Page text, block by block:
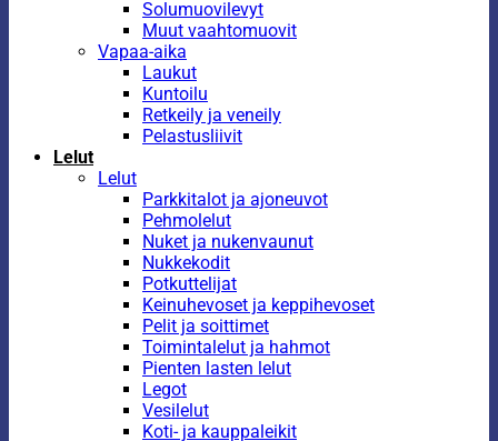
Solumuovilevyt
Muut vaahtomuovit
Vapaa-aika
Laukut
Kuntoilu
Retkeily ja veneily
Pelastusliivit
Lelut
Lelut
Parkkitalot ja ajoneuvot
Pehmolelut
Nuket ja nukenvaunut
Nukkekodit
Potkuttelijat
Keinuhevoset ja keppihevoset
Pelit ja soittimet
Toimintalelut ja hahmot
Pienten lasten lelut
Legot
Vesilelut
Koti- ja kauppaleikit